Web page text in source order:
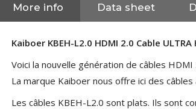
More info Data sheet
Kaiboer KBEH-L2.0 HDMI 2.0 Cable
Voici la nouvelle génération de câbles HDMI
La marque Kaiboer nous offre ici des
Les câbles KBEH-L2.0 sont plats. Ils sont